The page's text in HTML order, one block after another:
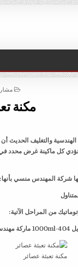
مكنة
والتغليف الحديث أن
كل ماكينة غرض محدد في
شركة المهندس منسي بأنها:
من المراحل الآتية:
404-1000ml ماركة
مكنة تعبئة عصائر